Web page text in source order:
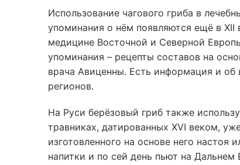
Использование чагового гриба в
упоминания о нём появляются ещё в
медицине Восточной и Северной
упоминания – рецепты составов на
врача Авиценны. Есть информация и об
регионов.
На Руси берёзовый гриб также
травниках, датированных XVI веком,
изготовленного на основе него настоя
напитки и по сей день пьют на